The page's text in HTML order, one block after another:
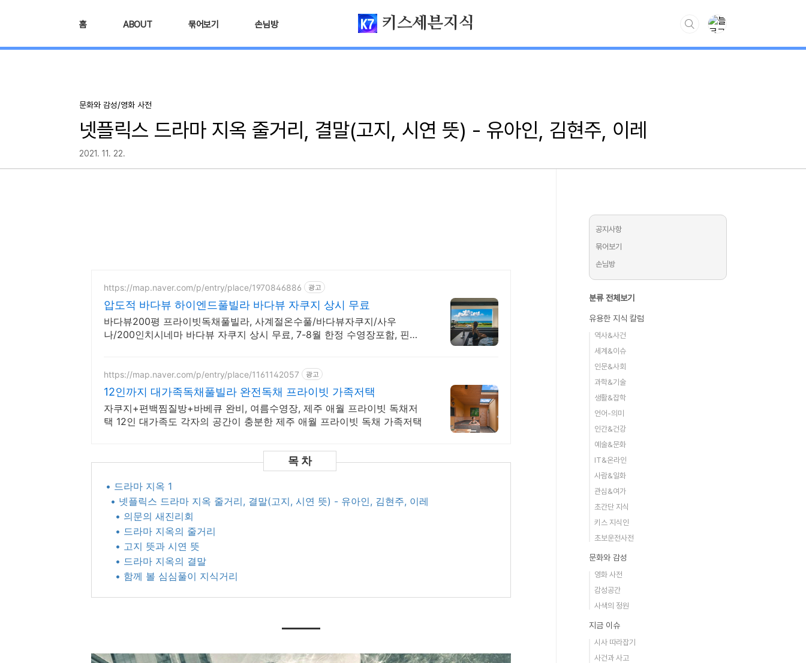
키스세븐지식
홈 ABOUT 묶어보기 손님방
문화와 감성/영화 사전
넷플릭스 드라마 지옥 줄거리, 결말(고지, 시연 뜻) - 유아인, 김현주, 이레
2021. 11. 22.
https://map.naver.com/p/entry/place/1970846886 광고
압도적 바다뷰 하이엔드풀빌라 바다뷰 자쿠지 상시 무료
바다뷰200평 프라이빗독채풀빌라, 사계절온수풀/바다뷰자쿠지/사우
나/200인치시네마 바다뷰 자쿠지 상시 무료, 7-8월 한정 수영장포함, 핀란
https://map.naver.com/p/entry/place/1161142057 광고
12인까지 대가족독채풀빌라 완전독채 프라이빗 가족저택
자쿠지+편백찜질방+바베큐 완비, 여름수영장, 제주 애월 프라이빗 독채저
택 12인 대가족도 각자의 공간이 충분한 제주 애월 프라이빗 독채 가족저택
• 드라마 지옥 1
• 넷플릭스 드라마 지옥 줄거리, 결말(고지, 시연 뜻) - 유아인, 김현주, 이레
• 의문의 새진리회
• 드라마 지옥의 줄거리
• 고지 뜻과 시연 뜻
• 드라마 지옥의 결말
• 함께 볼 심심풀이 지식거리
공지사항
묶어보기
손님방
분류 전체보기
유용한 지식 칼럼
역사&사건
세계&이슈
인문&사회
과학&기술
생활&잡학
언어-의미
인간&건강
예술&문화
IT&온라인
사람&일화
관심&여가
초간단 지식
키스 지식인
초보운전사전
문화와 감성
영화 사전
감성공간
사색의 정원
지금 이슈
시사 따라잡기
사건과 사고